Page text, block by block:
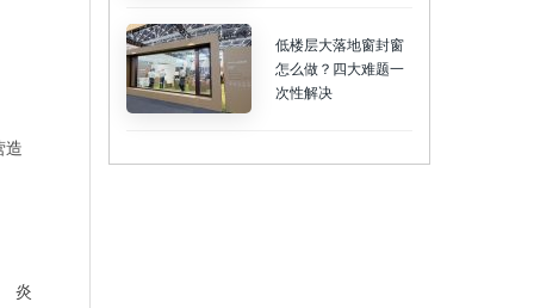
造
炎
低楼层大落地窗封窗
怎么做？四大难题一
次性解决